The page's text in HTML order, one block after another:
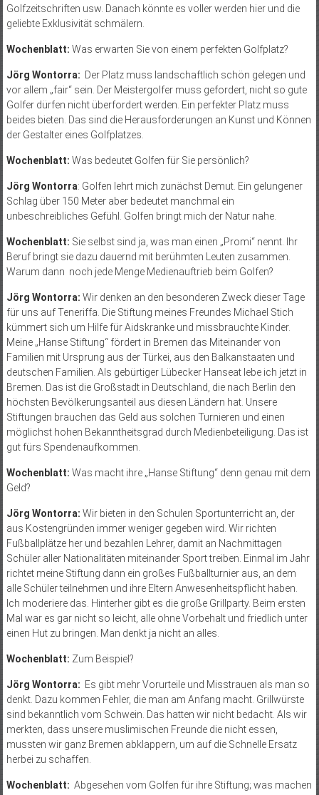
Golfzeitschriften usw. Danach könnte es voller werden hier und die
geliebte Exklusivität schmälern.
Wochenblatt: Was erwarten Sie von einem perfekten Golfplatz?
Jörg Wontorra: Der Platz muss landschaftlich schön gelegen und
vor allem „fair“ sein. Der Meistergolfer muss gefordert, nicht so gute
Golfer dürfen nicht überfordert werden. Ein perfekter Platz muss
beides bieten. Das sind die Herausforderungen an Kunst und Können
der Gestalter eines Golfplatzes.
Wochenblatt: Was bedeutet Golfen für Sie persönlich?
Jörg Wontorra: Golfen lehrt mich zunächst Demut. Ein gelungener
Schlag über 150 Meter aber bedeutet manchmal ein
unbeschreibliches Gefühl. Golfen bringt mich der Natur nahe.
Wochenblatt: Sie selbst sind ja, was man einen „Promi“ nennt. Ihr
Beruf bringt sie dazu dauernd mit berühmten Leuten zusammen.
Warum dann noch jede Menge Medienauftrieb beim Golfen?
Jörg Wontorra: Wir denken an den besonderen Zweck dieser Tage
für uns auf Teneriffa. Die Stiftung meines Freundes Michael Stich
kümmert sich um Hilfe für Aidskranke und missbrauchte Kinder.
Meine „Hanse Stiftung“ fördert in Bremen das Miteinander von
Familien mit Ursprung aus der Türkei, aus den Balkanstaaten und
deutschen Familien. Als gebürtiger Lübecker Hanseat lebe ich jetzt in
Bremen. Das ist die Großstadt in Deutschland, die nach Berlin den
höchsten Bevölkerungsanteil aus diesen Ländern hat. Unsere
Stiftungen brauchen das Geld aus solchen Turnieren und einen
möglichst hohen Bekanntheitsgrad durch Medienbeteiligung. Das ist
gut fürs Spendenaufkommen.
Wochenblatt: Was macht ihre „Hanse Stiftung“ denn genau mit dem
Geld?
Jörg Wontorra: Wir bieten in den Schulen Sportunterricht an, der
aus Kostengründen immer weniger gegeben wird. Wir richten
Fußballplätze her und bezahlen Lehrer, damit an Nachmittagen
Schüler aller Nationalitäten miteinander Sport treiben. Einmal im Jahr
richtet meine Stiftung dann ein großes Fußballturnier aus, an dem
alle Schüler teilnehmen und ihre Eltern Anwesenheitspflicht haben.
Ich moderiere das. Hinterher gibt es die große Grillparty. Beim ersten
Mal war es gar nicht so leicht, alle ohne Vorbehalt und friedlich unter
einen Hut zu bringen. Man denkt ja nicht an alles.
Wochenblatt: Zum Beispiel?
Jörg Wontorra: Es gibt mehr Vorurteile und Misstrauen als man so
denkt. Dazu kommen Fehler, die man am Anfang macht. Grillwürste
sind bekanntlich vom Schwein. Das hatten wir nicht bedacht. Als wir
merkten, dass unsere muslimischen Freunde die nicht essen,
mussten wir ganz Bremen abklappern, um auf die Schnelle Ersatz
herbei zu schaffen.
Wochenblatt: Abgesehen vom Golfen für ihre Stiftung; was machen